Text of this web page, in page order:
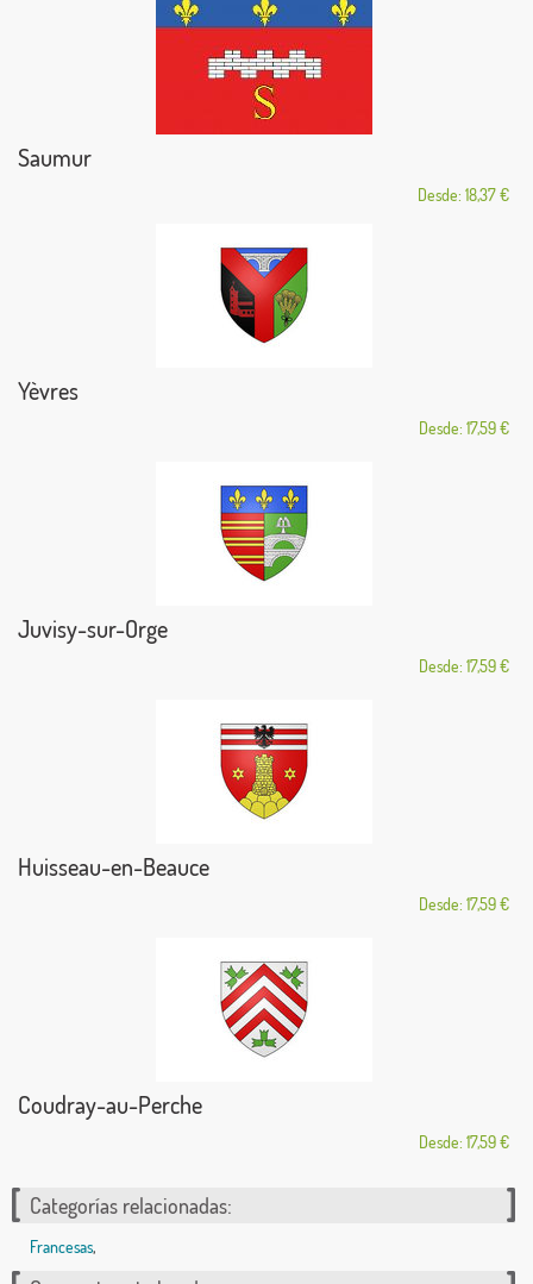
Saumur
Desde: 18,37 €
Yèvres
Desde: 17,59 €
Juvisy-sur-Orge
Desde: 17,59 €
Huisseau-en-Beauce
Desde: 17,59 €
Coudray-au-Perche
Desde: 17,59 €
Categorías relacionadas:
Francesas,